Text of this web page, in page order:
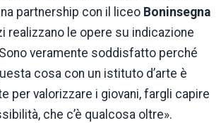
partnership con il liceo Boninsegna
realizzano le opere su indicazione
veramente soddisfatto perché
cosa con un istituto d’arte è
per valorizzare i giovani, fargli capire
che c’è qualcosa oltre».